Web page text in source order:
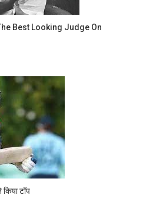
Best Looking Judge On
किया टॉप